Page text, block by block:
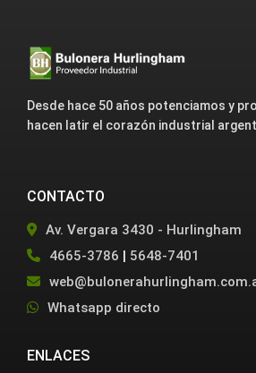
Desde hace 50 años potenciamos y
hacen latir el corazón industrial
CONTACTO
Av. Vergara 3430 - Hurlingham
4665-3786 | 5648-7401
Whatsapp directo
ENLACES